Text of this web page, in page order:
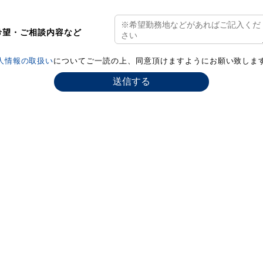
望・ご相談内容など
情報の取扱いについてご一読の上、同意頂けますようにお願い致しま